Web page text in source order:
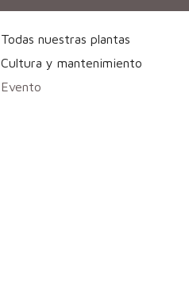
Todas nuestras plantas
Cultura y mantenimiento
Evento